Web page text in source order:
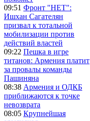
09:51 Фронт "НЕТ":
Ишхан Сагателян
призвал к тотальной
мобилизации против
действий властей
09:22 Пешка в игре
титанов: Армения платит
за провалы команды
Пашиняна
08:38 Армения и ОДКБ
приближаются к точке
невозврата
08:05 Крупнейшая